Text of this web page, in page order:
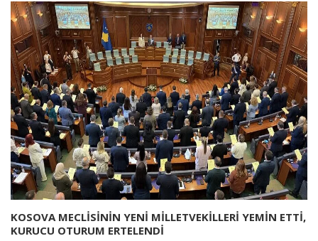
KOSOVA MECLİSİNİN YENİ MİLLETVEKİLLERİ YEMİN ETTİ,
KURUCU OTURUM ERTELENDİ